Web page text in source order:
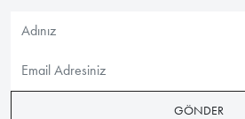
GÖNDER